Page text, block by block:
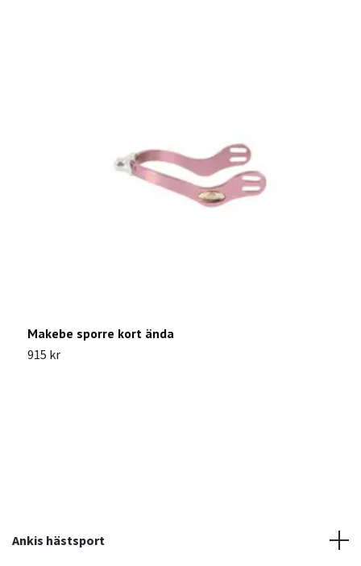
Makebe sporre kort ända
915 kr
Ankis hästsport